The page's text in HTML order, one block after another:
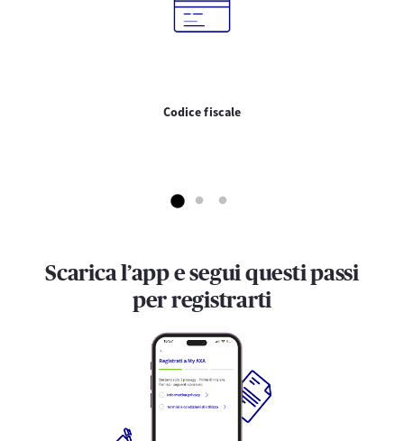
Codice fiscale
Scarica l’app e segui questi passi
per registrarti